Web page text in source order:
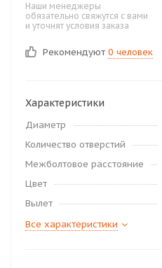
Наши менеджеры
обязательно свяжутся с вами
и уточнят условия заказа
Рекомендуют 0 человек
Характеристики
Диаметр
Количество отверстий
Межболтовое расстояние
Цвет
Вылет
Все характеристики